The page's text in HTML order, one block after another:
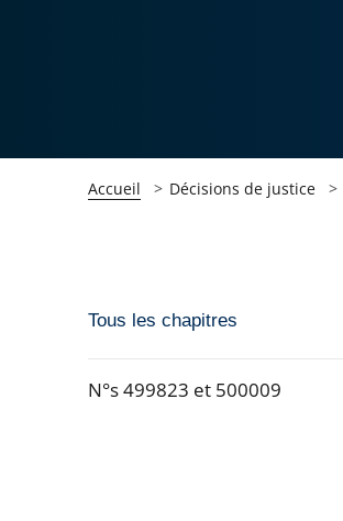
Accueil Décisions de justice
Passer
navigation
Tous les chapitres
N°s 499823 et 500009